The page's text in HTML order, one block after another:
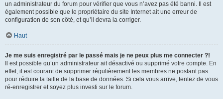
un administrateur du forum pour vérifier que vous n’avez pas été banni. Il est
également possible que le propriétaire du site Internet ait une erreur de
configuration de son côté, et qu’il devra la corriger.
Haut
Je me suis enregistré par le passé mais je ne peux plus me connecter ?!
Il est possible qu’un administrateur ait désactivé ou supprimé votre compte. En
effet, il est courant de supprimer régulièrement les membres ne postant pas
pour réduire la taille de la base de données. Si cela vous arrive, tentez de vous
ré-enregistrer et soyez plus investi sur le forum.